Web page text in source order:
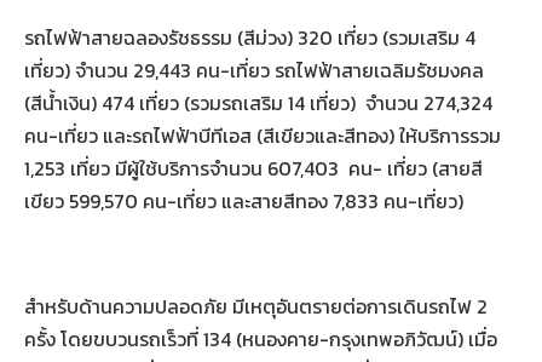
รถไฟฟ้าสายฉลองรัชธรรม (สีม่วง) 320 เที่ยว (รวมเสริม 4
เที่ยว) จำนวน 29,443 คน-เที่ยว รถไฟฟ้าสายเฉลิมรัชมงคล
(สีน้ำเงิน) 474 เที่ยว (รวมรถเสริม 14 เที่ยว) จำนวน 274,324
คน-เที่ยว และรถไฟฟ้าบีทีเอส (สีเขียวและสีทอง) ให้บริการรวม
1,253 เที่ยว มีผู้ใช้บริการจำนวน 607,403 คน- เที่ยว (สายสี
เขียว 599,570 คน-เที่ยว และสายสีทอง 7,833 คน-เที่ยว)
สำหรับด้านความปลอดภัย มีเหตุอันตรายต่อการเดินรถไฟ 2
ครั้ง โดยขบวนรถเร็วที่ 134 (หนองคาย-กรุงเทพอภิวัฒน์) เมื่อ